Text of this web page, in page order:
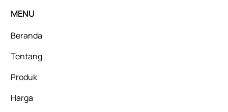
MENU
Beranda
Tentang
Produk
Harga